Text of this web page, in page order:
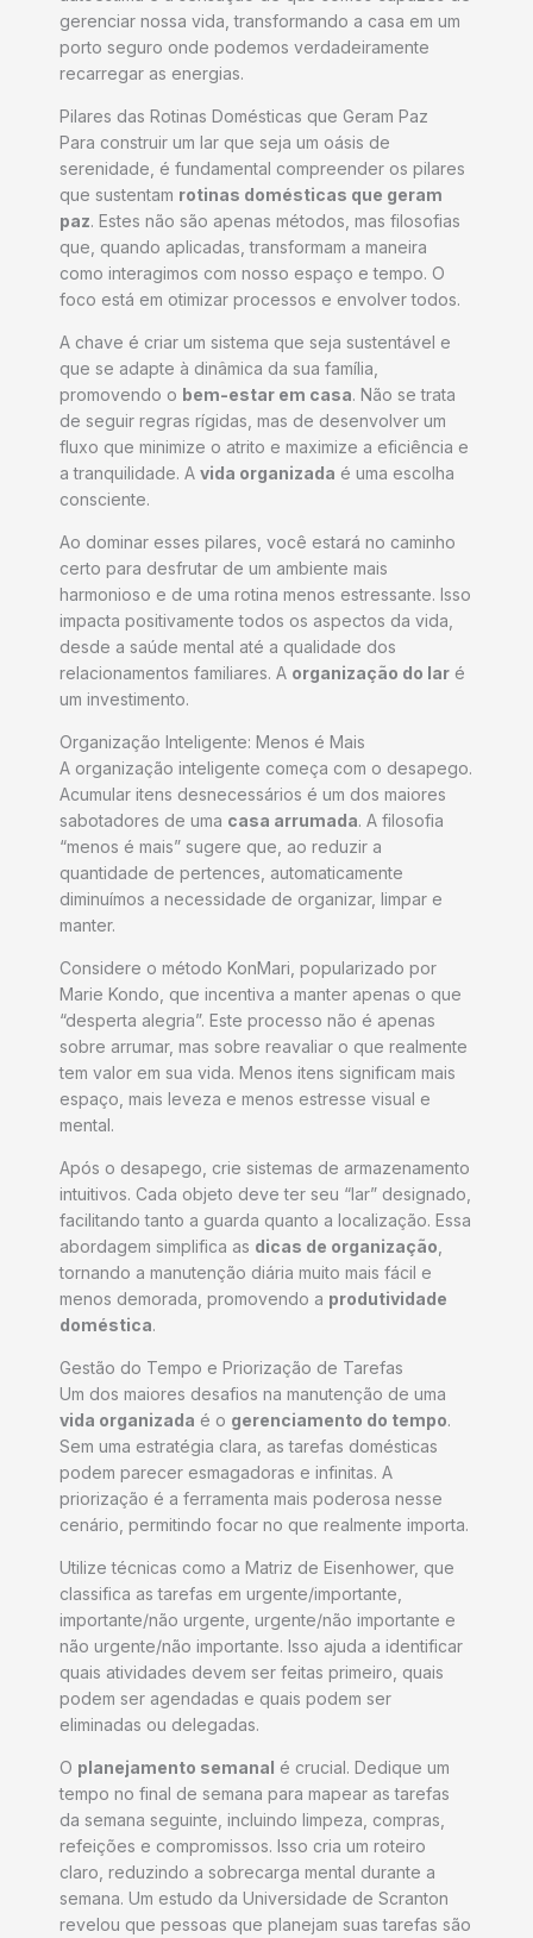
gerenciar nossa vida, transformando a casa em um
porto seguro onde podemos verdadeiramente
recarregar as energias.
Pilares das Rotinas Domésticas que Geram Paz
Para construir um lar que seja um oásis de
serenidade, é fundamental compreender os pilares
que sustentam rotinas domésticas que geram
paz. Estes não são apenas métodos, mas filosofias
que, quando aplicadas, transformam a maneira
como interagimos com nosso espaço e tempo. O
foco está em otimizar processos e envolver todos.
A chave é criar um sistema que seja sustentável e
que se adapte à dinâmica da sua família,
promovendo o bem-estar em casa. Não se trata
de seguir regras rígidas, mas de desenvolver um
fluxo que minimize o atrito e maximize a eficiência e
a tranquilidade. A vida organizada é uma escolha
consciente.
Ao dominar esses pilares, você estará no caminho
certo para desfrutar de um ambiente mais
harmonioso e de uma rotina menos estressante. Isso
impacta positivamente todos os aspectos da vida,
desde a saúde mental até a qualidade dos
relacionamentos familiares. A organização do lar é
um investimento.
Organização Inteligente: Menos é Mais
A organização inteligente começa com o desapego.
Acumular itens desnecessários é um dos maiores
sabotadores de uma casa arrumada. A filosofia
“menos é mais” sugere que, ao reduzir a
quantidade de pertences, automaticamente
diminuímos a necessidade de organizar, limpar e
manter.
Considere o método KonMari, popularizado por
Marie Kondo, que incentiva a manter apenas o que
“desperta alegria”. Este processo não é apenas
sobre arrumar, mas sobre reavaliar o que realmente
tem valor em sua vida. Menos itens significam mais
espaço, mais leveza e menos estresse visual e
mental.
Após o desapego, crie sistemas de armazenamento
intuitivos. Cada objeto deve ter seu “lar” designado,
facilitando tanto a guarda quanto a localização. Essa
abordagem simplifica as dicas de organização
tornando a manutenção diária muito mais fácil e
menos demorada, promovendo a produtividade
doméstica.
Gestão do Tempo e Priorização de Tarefas
Um dos maiores desafios na manutenção de uma
vida organizada é o gerenciamento do tempo.
Sem uma estratégia clara, as tarefas domésticas
podem parecer esmagadoras e infinitas. A
priorização é a ferramenta mais poderosa nesse
cenário, permitindo focar no que realmente importa.
Utilize técnicas como a Matriz de Eisenhower, que
classifica as tarefas em urgente/importante,
importante/não urgente, urgente/não importante e
não urgente/não importante. Isso ajuda a identificar
quais atividades devem ser feitas primeiro, quais
podem ser agendadas e quais podem ser
eliminadas ou delegadas.
O planejamento semanal é crucial. Dedique um
tempo no final de semana para mapear as tarefas
da semana seguinte, incluindo limpeza, compras,
refeições e compromissos. Isso cria um roteiro
claro, reduzindo a sobrecarga mental durante a
semana. Um estudo da Universidade de Scranton
revelou que pessoas que planejam suas tarefas são